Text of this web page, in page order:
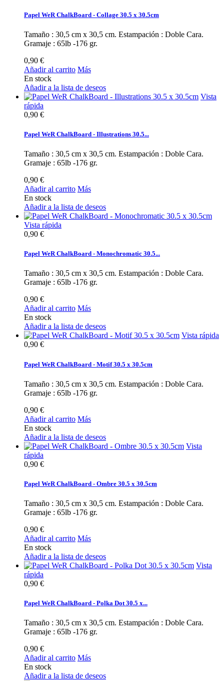
Papel WeR ChalkBoard - Collage 30.5 x 30.5cm
Tamaño : 30,5 cm x 30,5 cm. Estampación : Doble Cara.
Gramaje : 65lb -176 gr.
0,90 €
Añadir al carrito Más
En stock
Añadir a la lista de deseos
Vista
rápida
0,90 €
Papel WeR ChalkBoard - Illustrations 30.5...
Tamaño : 30,5 cm x 30,5 cm. Estampación : Doble Cara.
Gramaje : 65lb -176 gr.
0,90 €
Añadir al carrito Más
En stock
Añadir a la lista de deseos
Vista rápida
0,90 €
Papel WeR ChalkBoard - Monochromatic 30.5...
Tamaño : 30,5 cm x 30,5 cm. Estampación : Doble Cara.
Gramaje : 65lb -176 gr.
0,90 €
Añadir al carrito Más
En stock
Añadir a la lista de deseos
Vista rápida
0,90 €
Papel WeR ChalkBoard - Motif 30.5 x 30.5cm
Tamaño : 30,5 cm x 30,5 cm. Estampación : Doble Cara.
Gramaje : 65lb -176 gr.
0,90 €
Añadir al carrito Más
En stock
Añadir a la lista de deseos
Vista
rápida
0,90 €
Papel WeR ChalkBoard - Ombre 30.5 x 30.5cm
Tamaño : 30,5 cm x 30,5 cm. Estampación : Doble Cara.
Gramaje : 65lb -176 gr.
0,90 €
Añadir al carrito Más
En stock
Añadir a la lista de deseos
Vista
rápida
0,90 €
Papel WeR ChalkBoard - Polka Dot 30.5 x...
Tamaño : 30,5 cm x 30,5 cm. Estampación : Doble Cara.
Gramaje : 65lb -176 gr.
0,90 €
Añadir al carrito Más
En stock
Añadir a la lista de deseos